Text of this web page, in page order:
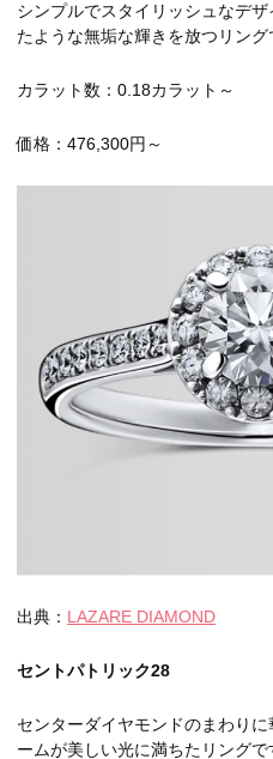
シンプルでスタイリッシュなデ
たような無垢な輝きを放つリング
カラット数：0.18カラット～
価格：476,300円～
出典： LAZARE DIAMOND
セントパトリック28
センターダイヤモンドのまわり
ームが美しい光に満ちたリング